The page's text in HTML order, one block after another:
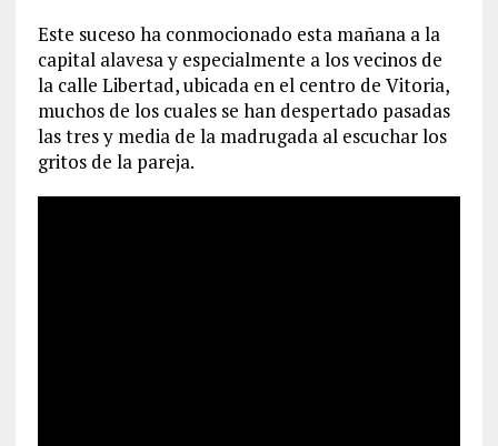
Este suceso ha conmocionado esta mañana a la
capital alavesa y especialmente a los vecinos de
la calle Libertad, ubicada en el centro de Vitoria,
muchos de los cuales se han despertado pasadas
las tres y media de la madrugada al escuchar los
gritos de la pareja.